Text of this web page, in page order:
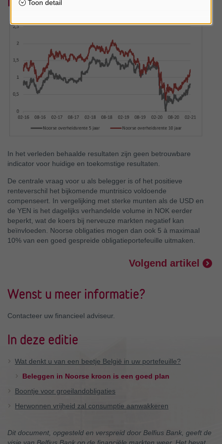
In het verleden behaalde resultaten zijn geen betrouwbare
indicator voor huidige en toekomstige resultaten.
De centrale vraag voor u als belegger is of het positieve
renteverschil het bijkomende muntrisico voldoende
compenseert. In vergelijking met sterke munten als de USD en
de YEN is het dagelijks verhandelde volume in NOK eerder
beperkt, wat de koers bij nerveuze markten negatief kan
beïnvloeden. Noorse obligaties mogen dan ook 5 à maximaal
10% van een goed gespreide obligatieportefeuille uitmaken.
Volgend artikel
Wenst u meer informatie?
Contacteer uw financieel adviseur.
In deze editie
Wat denkt u van een beetje België in uw portefeuille?
Beleggen in Noorse kroon is een goed plan
Boontje voor groeilandobligaties
Herwonnen vrijheid zal consumptie aanwakkeren
Dit document, opgesteld en verspreid door Belfius Bank, geeft de